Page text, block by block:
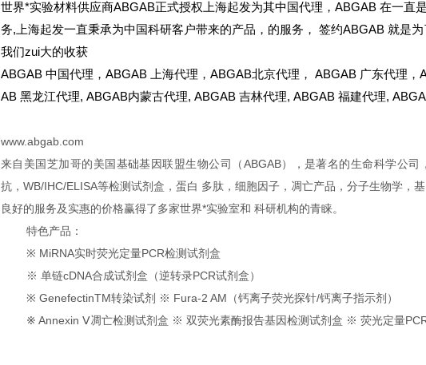
世界*实验材料供应商ABGAB正式授权上海起发为其中国代理，ABGAB 在一直
务,上海起发一直秉承为中国科研客户带来的产品，的服务，
签约ABGAB 就是
我们zui大的收获
ABGAB 中国代理，ABGAB 上海代理，ABGAB北京代理， ABGAB 广东代理，
AB 黑龙江代理, ABGAB内蒙古代理, ABGAB 吉林代理, ABGAB 福建代理,
www.abgab.com
来自美国芝加哥的美国基础基因联盟生物公司（ABGAB），是著名的生命科学公
抗，WB/IHC/ELISA等检测试剂盒，蛋白 多肽，细胞因子，凋亡产品，分子生物学，
良好的服务及实惠的价格赢得了多家世界*实验室和 科研机构的青睐。
特色产品：
※ MiRNA实时荧光定量PCR检测试剂盒
※ 单链cDNA合成试剂盒（逆转录PCR试剂盒）
※ GenefectinTM转染试剂 ※ Fura-2 AM（钙离子荧光探针/钙离子指示剂）
※ Annexin Ⅴ凋亡检测试剂盒 ※ 双荧光素酶报告基因检测试剂盒 ※ 荧光定量